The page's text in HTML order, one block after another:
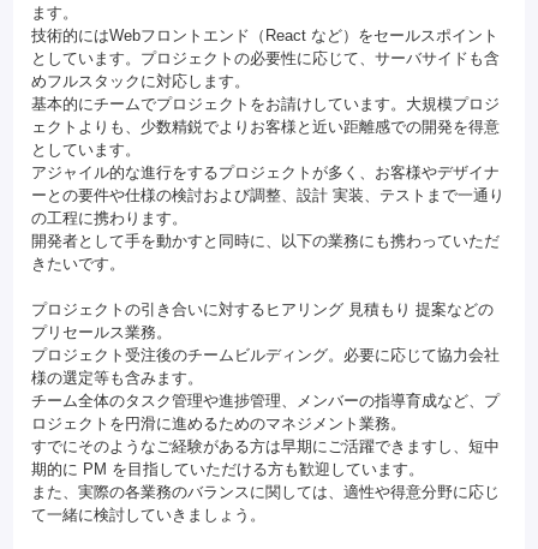
ます。
技術的にはWebフロントエンド（React など）をセールスポイント
としています。プロジェクトの必要性に応じて、サーバサイドも含
めフルスタックに対応します。
基本的にチームでプロジェクトをお請けしています。大規模プロジ
ェクトよりも、少数精鋭でよりお客様と近い距離感での開発を得意
としています。
アジャイル的な進行をするプロジェクトが多く、お客様やデザイナ
ーとの要件や仕様の検討および調整、設計 実装、テストまで一通り
の工程に携わります。
開発者として手を動かすと同時に、以下の業務にも携わっていただ
きたいです。
プロジェクトの引き合いに対するヒアリング 見積もり 提案などの
プリセールス業務。
プロジェクト受注後のチームビルディング。必要に応じて協力会社
様の選定等も含みます。
チーム全体のタスク管理や進捗管理、メンバーの指導育成など、プ
ロジェクトを円滑に進めるためのマネジメント業務。
すでにそのようなご経験がある方は早期にご活躍できますし、短中
期的に PM を目指していただける方も歓迎しています。
また、実際の各業務のバランスに関しては、適性や得意分野に応じ
て一緒に検討していきましょう。